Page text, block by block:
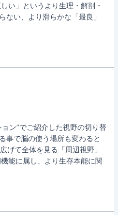
い」というより生理・解剖・
ない、より滑らかな「最良」
ン”でご紹介した視野の切り替
事で脳の使う場所も変わると
げて全体を見る「周辺視野」
能に属し、より生存本能に関